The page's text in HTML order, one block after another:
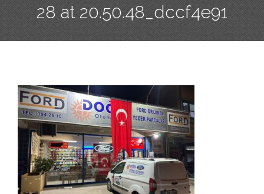
28 at 20.50.48_dccf4e91